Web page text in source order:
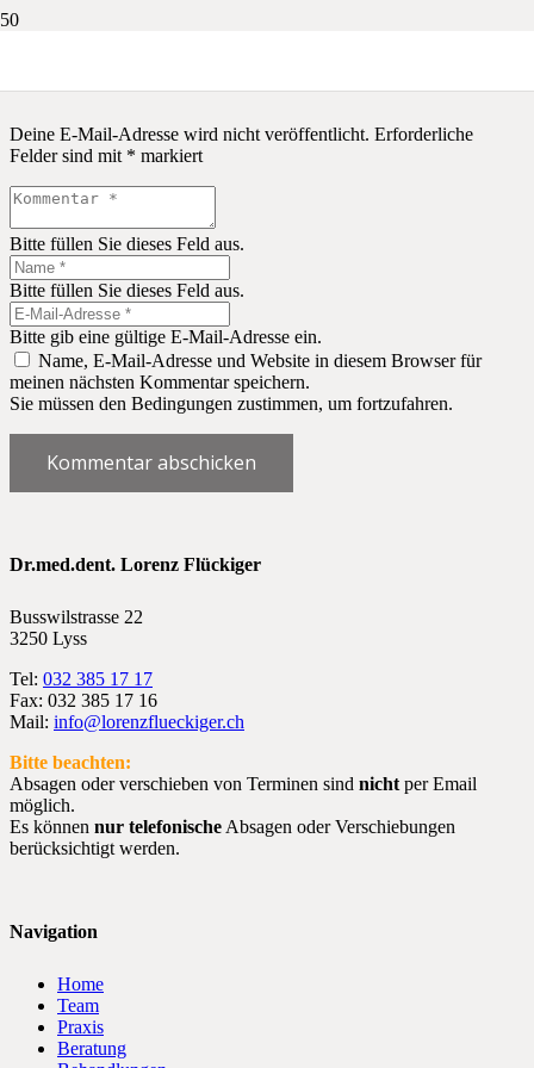
Deine E-Mail-Adresse wird nicht veröffentlicht. Erforderliche
Felder sind mit * markiert
Bitte füllen Sie dieses Feld aus.
Bitte füllen Sie dieses Feld aus.
Bitte gib eine gültige E-Mail-Adresse ein.
Name, E-Mail-Adresse und Website in diesem Browser für
meinen nächsten Kommentar speichern.
Sie müssen den Bedingungen zustimmen, um fortzufahren.
Kommentar abschicken
Dr.med.dent. Lorenz Flückiger
Busswilstrasse 22
3250 Lyss
Tel: 032 385 17 17
Fax: 032 385 17 16
Mail: info@lorenzflueckiger.ch
Bitte beachten:
Absagen oder verschieben von Terminen sind nicht per Email
möglich.
Es können nur telefonische Absagen oder Verschiebungen
berücksichtigt werden.
Navigation
Home
Team
Praxis
Beratung